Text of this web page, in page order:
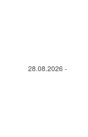
28.08.2026 -